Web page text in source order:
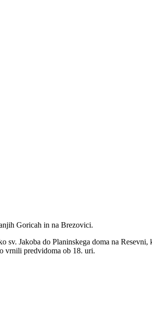
Goricah in na Brezovici.
Jakoba do Planinskega doma na
vrnili predvidoma ob 18. uri.